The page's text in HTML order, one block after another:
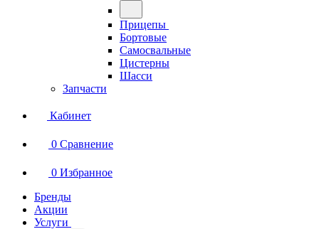
Прицепы
Бортовые
Самосвальные
Цистерны
Шасси
Запчасти
Кабинет
0 Сравнение
0 Избранное
Бренды
Акции
Услуги